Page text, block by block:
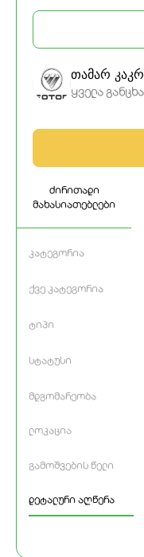
ძირითადი
მახასიათებლები
კატეგორია
ქვე კატეგორია
ტიპი
სტატუსი
მდგომარეობა
ლოკაცია
გამოშვების წელი
დეტალური აღწერა
თამარ
ყველა